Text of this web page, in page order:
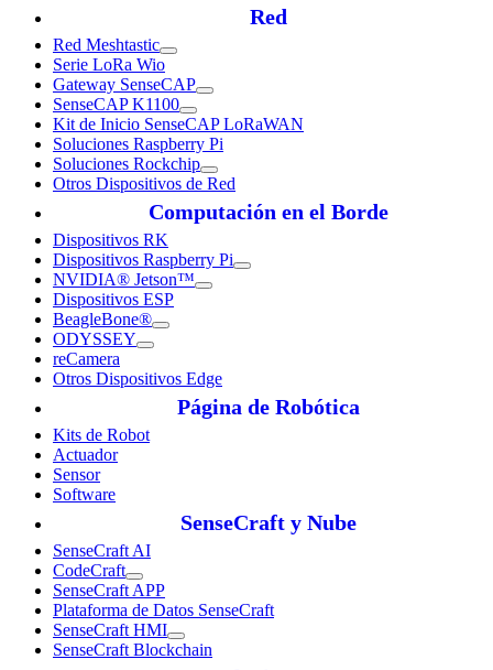
Red
Red Meshtastic
Serie LoRa Wio
Gateway SenseCAP
SenseCAP K1100
Kit de Inicio SenseCAP LoRaWAN
Soluciones Raspberry Pi
Soluciones Rockchip
Otros Dispositivos de Red
Computación en el Borde
Dispositivos RK
Dispositivos Raspberry Pi
NVIDIA® Jetson™
Dispositivos ESP
BeagleBone®
ODYSSEY
reCamera
Otros Dispositivos Edge
Página de Robótica
Kits de Robot
Actuador
Sensor
Software
SenseCraft y Nube
SenseCraft AI
CodeCraft
SenseCraft APP
Plataforma de Datos SenseCraft
SenseCraft HMI
SenseCraft Blockchain